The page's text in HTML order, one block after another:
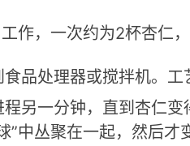
作，一次约为2杯杏仁
品处理器或搅拌机。
另一分钟，直到杏仁
”中丛聚在一起，然后